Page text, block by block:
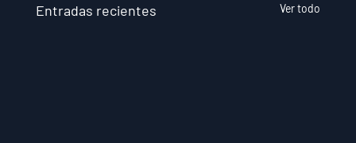
Entradas recientes Ver todo